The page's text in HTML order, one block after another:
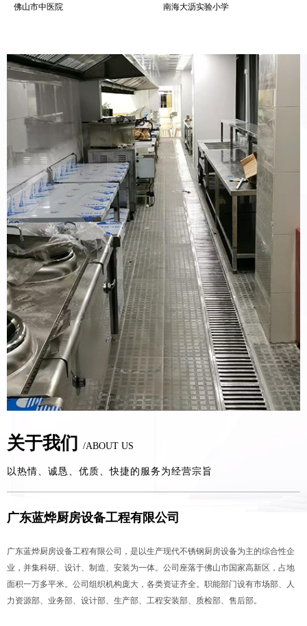
佛山市中医院 南海大沥实验小学
关于我们 /ABOUT US
以热情、诚恳、优质、快捷的服务为经营宗旨
广东蓝烨厨房设备工程有限公司
广东蓝烨厨房设备工程有限公司，是以生产现代不锈钢厨房设备为主的综合性企
业，并集科研、设计、制造、安装为一体。公司座落于佛山市国家高新区，占地
面积一万多平米。公司组织机构庞大，各类资证齐全。职能部门设有市场部、人
力资源部、业务部、设计部、生产部、工程安装部、质检部、售后部。